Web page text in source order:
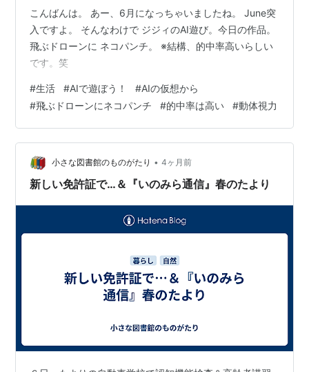
こんばんは。 あー、6月になっちゃいましたね。 June突
入ですよ。 そんなわけで ジジィのAI遊び。今日の作品。
飛ぶドローンに ネコパンチ。 ※結構、的中率高いらしい
です。笑
#生活 #AIで遊ぼう！ #AIの仮想から
#飛ぶドローンにネコパンチ #的中率は高い #動体視力
小さな図書館のものがたり • 4ヶ月前
新しい免許証で…＆『いのみら通信』春のたより